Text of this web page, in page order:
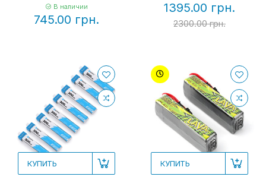
В наличии
745.00 грн.
1395.00 грн.
2300.00 грн.
КУПИТЬ КУПИТЬ